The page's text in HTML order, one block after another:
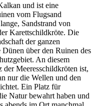
und ist eine
vom Flugsand
Sandstrand von
Karettschildkröte. Die
der ganzen
über den Ruinen des
An diesem
Meeresschildkröten ist,
nur die Wellen und den
Ein Platz für
Natur bewahrt haben und